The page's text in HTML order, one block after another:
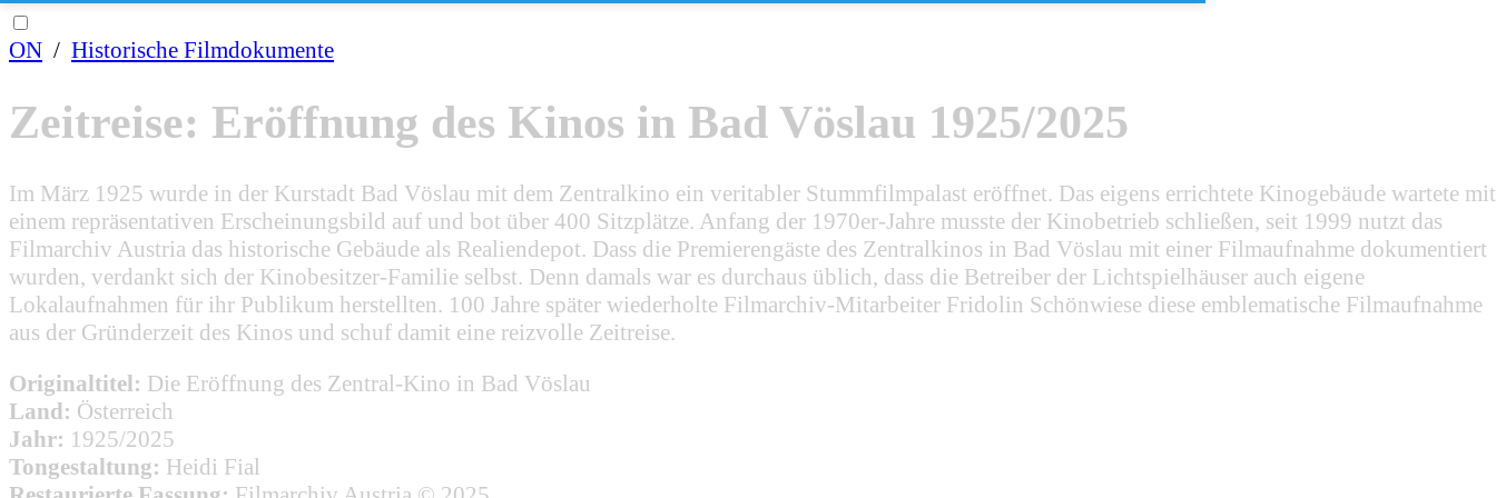
ON / Historische Filmdokumente
Zeitreise: Eröffnung des Kinos in Bad Vöslau 1925/2025
Im März 1925 wurde in der Kurstadt Bad Vöslau mit dem Zentralkino ein veritabler Stummfilmpalast eröffnet. Das eigens errichtete Kinogebäude wartete mit
einem repräsentativen Erscheinungsbild auf und bot über 400 Sitzplätze. Anfang der 1970er-Jahre musste der Kinobetrieb schließen, seit 1999 nutzt das
Filmarchiv Austria das historische Gebäude als Realiendepot. Dass die Premierengäste des Zentralkinos in Bad Vöslau mit einer Filmaufnahme dokumentiert
wurden, verdankt sich der Kinobesitzer-Familie selbst. Denn damals war es durchaus üblich, dass die Betreiber der Lichtspielhäuser auch eigene
Lokalaufnahmen für ihr Publikum herstellten. 100 Jahre später wiederholte Filmarchiv-Mitarbeiter Fridolin Schönwiese diese emblematische Filmaufnahme
aus der Gründerzeit des Kinos und schuf damit eine reizvolle Zeitreise.
Originaltitel: Die Eröffnung des Zentral-Kino in Bad Vöslau
Land: Österreich
Jahr: 1925/2025
Tongestaltung: Heidi Fial